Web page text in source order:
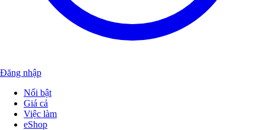
Đăng nhập
Nổi bật
Giá cả
Việc làm
eShop